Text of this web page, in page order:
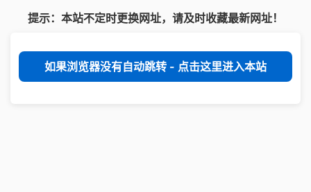
提示：本站不定时更换网址，请及时收藏最新网址！
如果浏览器没有自动跳转 - 点击这里进入本站